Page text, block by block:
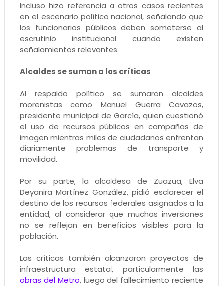
Incluso hizo referencia a otros casos recientes
en el escenario político nacional, señalando que
los funcionarios públicos deben someterse al
escrutinio institucional cuando existen
señalamientos relevantes.
Alcaldes se suman a las críticas
Al respaldo político se sumaron alcaldes
morenistas como Manuel Guerra Cavazos,
presidente municipal de García, quien cuestionó
el uso de recursos públicos en campañas de
imagen mientras miles de ciudadanos enfrentan
diariamente problemas de transporte y
movilidad.
Por su parte, la alcaldesa de Zuazua, Elva
Deyanira Martínez González, pidió esclarecer el
destino de los recursos federales asignados a la
entidad, al considerar que muchas inversiones
no se reflejan en beneficios visibles para la
población.
Las críticas también alcanzaron proyectos de
infraestructura estatal, particularmente las
obras del Metro, luego del fallecimiento reciente